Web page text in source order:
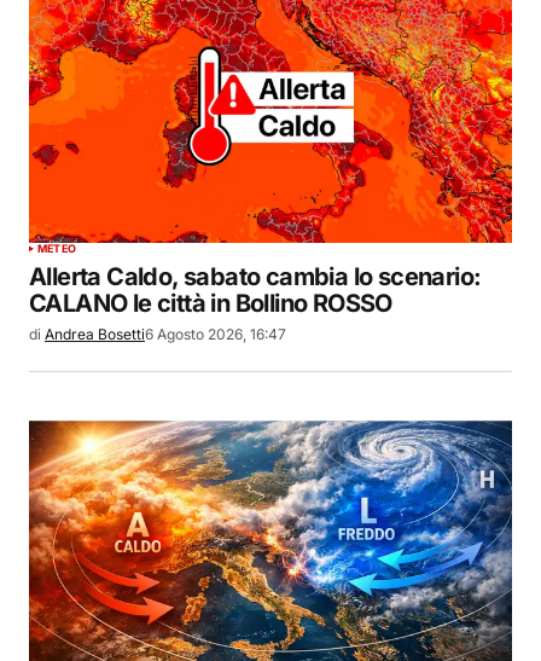
METEO
Allerta Caldo, sabato cambia lo scenario:
CALANO le città in Bollino ROSSO
di Andrea Bosetti6 Agosto 2026, 16:47